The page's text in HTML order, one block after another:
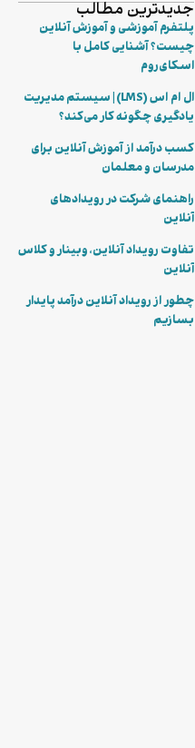
جدیدترین مطالب
پلتفرم آموزشی و آموزش آنلاین
چیست؟ آشنایی کامل با
اسکای‌روم
ال ام اس (LMS) | سیستم مدیریت
یادگیری چگونه کار می‌کند؟
کسب درآمد از آموزش آنلاین برای
مدرسان و معلمان
راهنمای شرکت در رویدادهای
آنلاین
تفاوت رویداد آنلاین، وبینار و کلاس
آنلاین
چطور از رویداد آنلاین درآمد پایدار
بسازیم